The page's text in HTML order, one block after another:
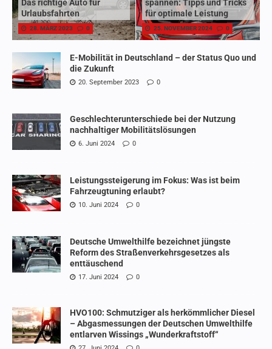
Das richtige Auto für
Urlaubsfahrten
28. MÄRZ 2023 0
spannen: Tipps und Tricks
für optimale Leistung
25. NOVEMBER 2024 0
E-Mobilität in Deutschland – der Status Quo und
die Zukunft
20. September 2023 0
Geschlechterunterschiede bei der Nutzung
nachhaltiger Mobilitätslösungen
6. Juni 2024 0
Leistungssteigerung im Fokus: Was ist beim
Fahrzeugtuning erlaubt?
10. Juni 2024 0
Deutsche Umwelthilfe bezeichnet jüngste
Reform des Straßenverkehrsgesetzes als
enttäuschend
17. Juni 2024 0
HVO100: Schmutziger als herkömmlicher Diesel
– Abgasmessungen der Deutschen Umwelthilfe
entlarven Wissings „Wunderkraftstoff“